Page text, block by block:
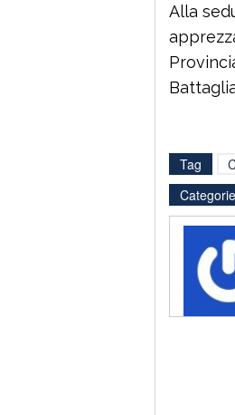
Alla
Tag
Categorie